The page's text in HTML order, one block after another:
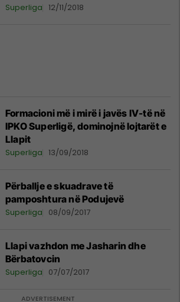
Superliga 12/11/2018
Formacioni më i mirë i javës IV-të në
IPKO Superligë, dominojnë lojtarët e
Llapit
Superliga 13/09/2018
Përballje e skuadrave të
pamposhtura në Podujevë
Superliga 08/09/2017
Llapi vazhdon me Jasharin dhe
Bërbatovcin
Superliga 07/07/2017